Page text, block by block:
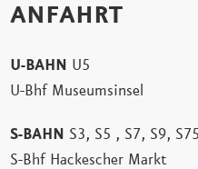
ANFAHRT
U-BAHN U5
U-Bhf Museumsinsel
S-BAHN S3, S5 , S7, S9, S75
S-Bhf Hackescher Markt